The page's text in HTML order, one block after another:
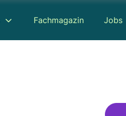
Fachmagazin Jobs